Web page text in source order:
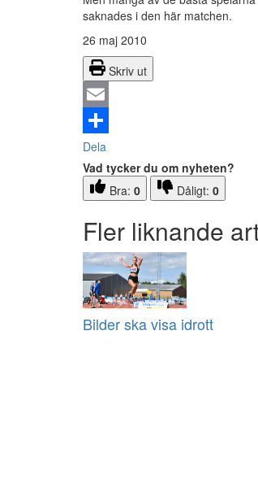
saknades i den här matchen.
26 maj 2010
Skriv ut
Email
Dela
Vad tycker du om nyheten?
Bra: 0 Dåligt: 0
Fler liknande
Bilder ska visa idrott